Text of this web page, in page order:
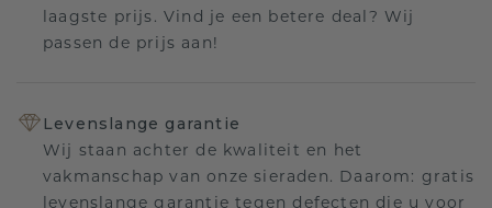
laagste prijs. Vind je een betere deal? Wij
passen de prijs aan!
Levenslange garantie
Wij staan achter de kwaliteit en het
vakmanschap van onze sieraden. Daarom: gratis
levenslange garantie tegen defecten die u voor